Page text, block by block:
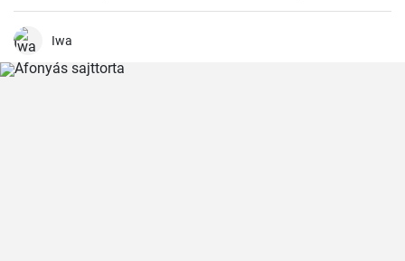
konyhámban, és az idők során apró módosításokkal
tökéletesítettem. Nagyon örülök, hogy itt megoszthatom veletek.
Iwa